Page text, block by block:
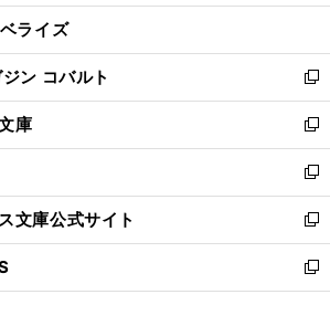
開
ウ
開
く
ン
ウ
で
開
く
ウ
ン
ド
ウ
で
開
く
し
ウ
ィ
ン
ド
ウ
で
開
く
ライズ
ン コバルト
新
し
い
ウ
ィ
ン
ド
ウ
で
開
庫
新
し
い
ウ
ィ
ン
ド
ウ
新
し
い
ウ
ィ
ン
文庫公式サイト
新
し
い
ウ
新
し